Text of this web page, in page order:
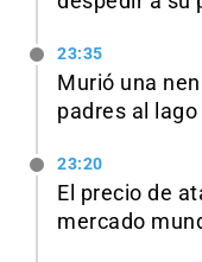
23:35
Murió una
padres al
23:20
El precio de
mercado